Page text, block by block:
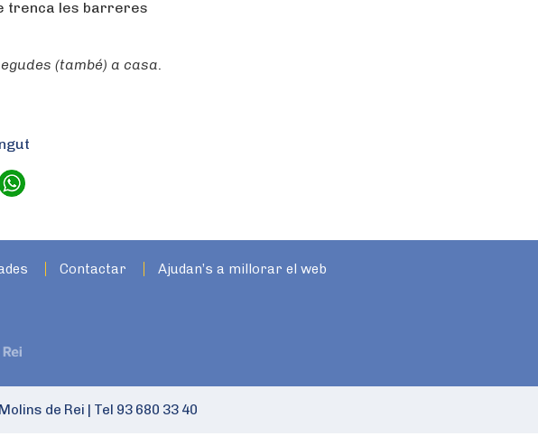
trenca les barreres
(també) a casa.
Contactar Ajudan’s a millorar el web
de Rei Tel 93 680 33 40